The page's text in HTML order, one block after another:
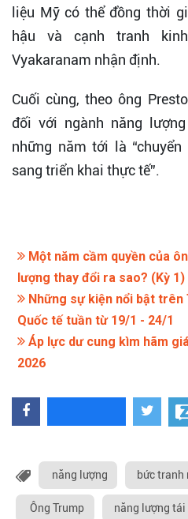
liệu Mỹ có thể đồng thời
hậu và cạnh tranh
Vyakaranam nhận định.
Cuối cùng, theo ông
đối với ngành năng
những năm tới là
sang triển khai thực tế”.
Một năm cầm quyền của
lượng thay đổi ra sao? (Kỳ 1)
Những sự kiện nổi bật
Quốc tế tuần từ 19/1 - 24/1
Áp lực dư cung kìm hãm
2026
năng lượng bức tranh
Ông Trump năng lượng tái